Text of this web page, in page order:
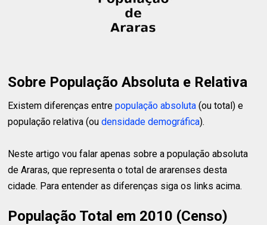
Sobre População Absoluta e Relativa
Existem diferenças entrepopulação absoluta (ou total) e
população relativa (oudensidade demográfica).
Neste artigo vou falar apenas sobre a população absoluta
de Araras, que representa o total de ararenses desta
cidade. Para entender as diferenças siga os links acima.
População Total em 2010 (Censo)